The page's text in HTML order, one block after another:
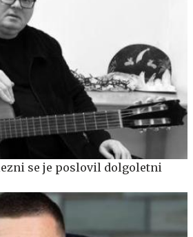
se je poslovil dolgoletni